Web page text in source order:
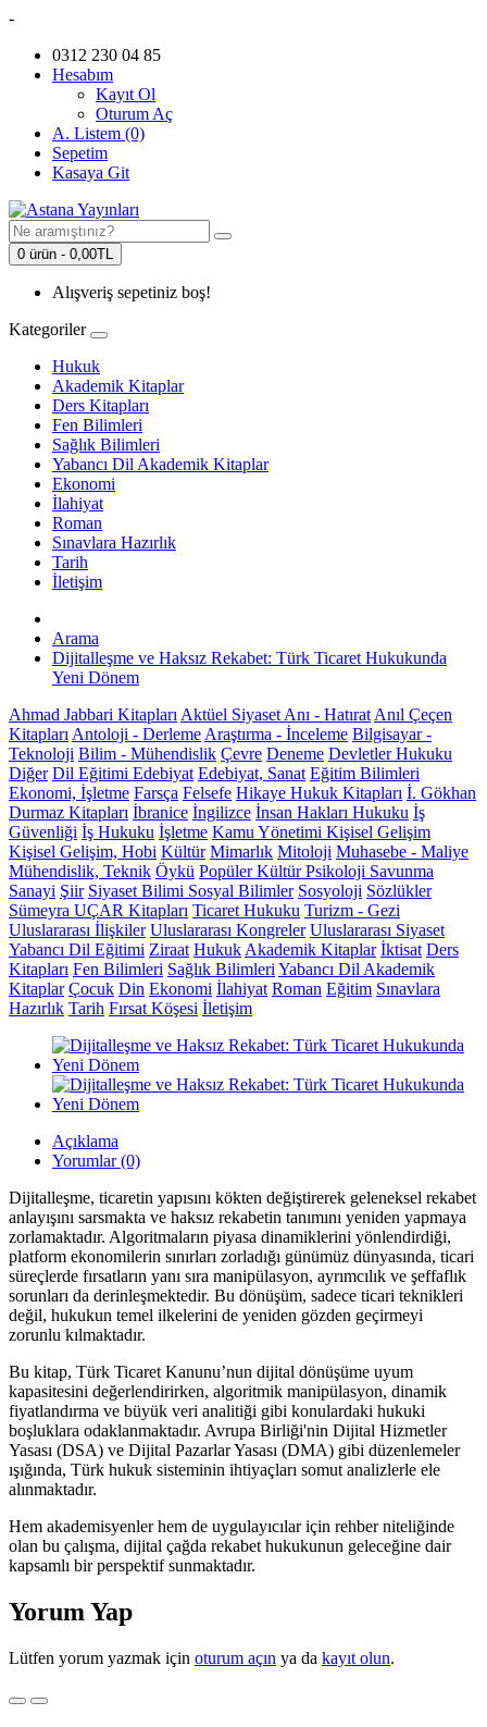
-
0312 230 04 85
Hesabım
Kayıt Ol
Oturum Aç
A. Listem (0)
Sepetim
Kasaya Git
0 ürün - 0,00TL
Alışveriş sepetiniz boş!
Kategoriler
Hukuk
Akademik Kitaplar
Ders Kitapları
Fen Bilimleri
Sağlık Bilimleri
Yabancı Dil Akademik Kitaplar
Ekonomi
İlahiyat
Roman
Sınavlara Hazırlık
Tarih
İletişim
Arama
Dijitalleşme ve Haksız Rekabet: Türk Ticaret Hukukunda
Yeni Dönem
Ahmad Jabbari Kitapları Aktüel Siyaset Anı - Hatırat Anıl Çeçen
Kitapları Antoloji - Derleme Araştırma - İnceleme Bilgisayar -
Teknoloji Bilim - Mühendislik Çevre Deneme Devletler Hukuku
Diğer Dil Eğitimi Edebiyat Edebiyat, Sanat Eğitim Bilimleri
Ekonomi, İşletme Farsça Felsefe Hikaye Hukuk Kitapları İ. Gökhan
Durmaz Kitapları İbranice İngilizce İnsan Hakları Hukuku İş
Güvenliği İş Hukuku İşletme Kamu Yönetimi Kişisel Gelişim
Kişisel Gelişim, Hobi Kültür Mimarlık Mitoloji Muhasebe - Maliye
Mühendislik, Teknik Öykü Popüler KültürPsikoloji Savunma
Sanayi Şiir Siyaset Bilimi Sosyal Bilimler Sosyoloji Sözlükler
Sümeyra UÇAR Kitapları Ticaret Hukuku Turizm - Gezi
Uluslararası İlişkiler Uluslararası Kongreler Uluslararası Siyaset
Yabancı Dil Eğitimi Ziraat Hukuk Akademik Kitaplar İktisat Ders
Kitapları Fen Bilimleri Sağlık Bilimleri Yabancı Dil Akademik
Kitaplar Çocuk Din Ekonomi İlahiyat Roman Eğitim Sınavlara
Hazırlık Tarih Fırsat Köşesi İletişim
Açıklama
Yorumlar (0)
Dijitalleşme, ticaretin yapısını kökten değiştirerek geleneksel rekabet
anlayışını sarsmakta ve haksız rekabetin tanımını yeniden yapmaya
zorlamaktadır. Algoritmaların piyasa dinamiklerini yönlendirdiği,
platform ekonomilerin sınırları zorladığı günümüz dünyasında, ticari
süreçlerde fırsatların yanı sıra manipülasyon, ayrımcılık ve şeffaflık
sorunları da derinleşmektedir. Bu dönüşüm, sadece ticari teknikleri
değil, hukukun temel ilkelerini de yeniden gözden geçirmeyi
zorunlu kılmaktadır.
Bu kitap, Türk Ticaret Kanunu’nun dijital dönüşüme uyum
kapasitesini değerlendirirken, algoritmik manipülasyon, dinamik
fiyatlandırma ve büyük veri analitiği gibi konulardaki hukuki
boşluklara odaklanmaktadır. Avrupa Birliği'nin Dijital Hizmetler
Yasası (DSA) ve Dijital Pazarlar Yasası (DMA) gibi düzenlemeler
ışığında, Türk hukuk sisteminin ihtiyaçları somut analizlerle ele
alınmaktadır.
Hem akademisyenler hem de uygulayıcılar için rehber niteliğinde
olan bu çalışma, dijital çağda rekabet hukukunun geleceğine dair
kapsamlı bir perspektif sunmaktadır.
Yorum Yap
Lütfen yorum yazmak için oturum açın ya da kayıt olun.